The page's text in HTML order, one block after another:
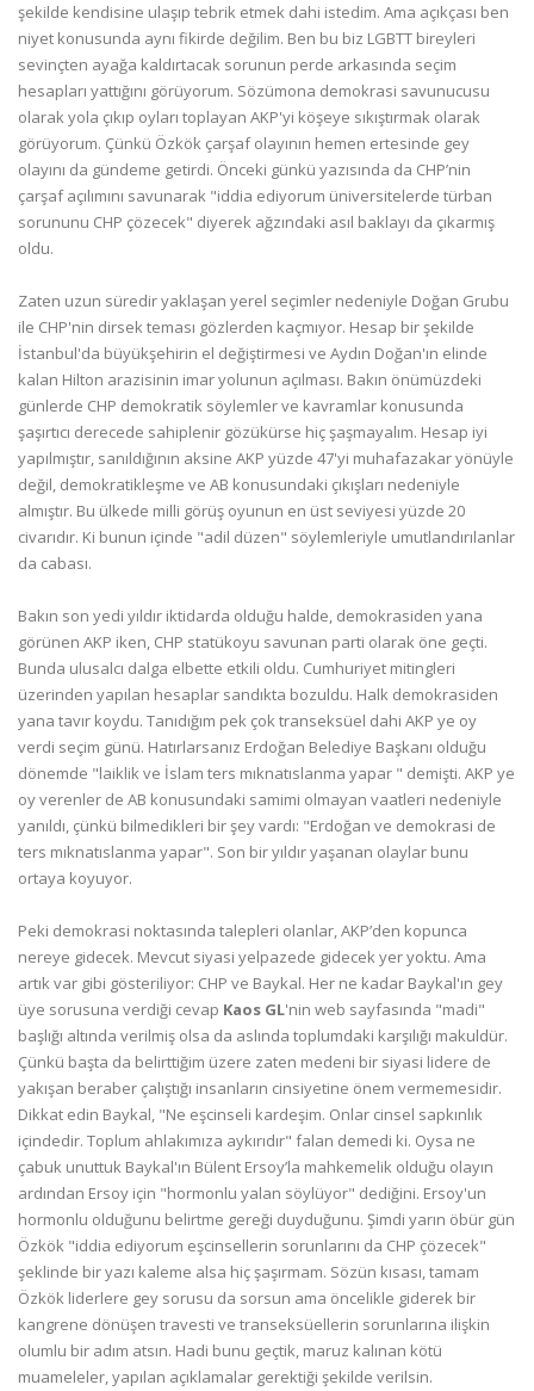
şekilde kendisine ulaşıp tebrik etmek dahi istedim. Ama açıkçası ben
niyet konusunda aynı fikirde değilim. Ben bu biz LGBTT bireyleri
sevinçten ayağa kaldırtacak sorunun perde arkasında seçim
hesapları yattığını görüyorum. Sözümona demokrasi savunucusu
olarak yola çıkıp oyları toplayan AKP'yi köşeye sıkıştırmak olarak
görüyorum. Çünkü Özkök çarşaf olayının hemen ertesinde gey
olayını da gündeme getirdi. Önceki günkü yazısında da CHP’nin
çarşaf açılımını savunarak "iddia ediyorum üniversitelerde türban
sorununu CHP çözecek" diyerek ağzındaki asıl baklayı da çıkarmış
oldu.
Zaten uzun süredir yaklaşan yerel seçimler nedeniyle Doğan Grubu
ile CHP'nin dirsek teması gözlerden kaçmıyor. Hesap bir şekilde
İstanbul'da büyükşehirin el değiştirmesi ve Aydın Doğan'ın elinde
kalan Hilton arazisinin imar yolunun açılması. Bakın önümüzdeki
günlerde CHP demokratik söylemler ve kavramlar konusunda
şaşırtıcı derecede sahiplenir gözükürse hiç şaşmayalım. Hesap iyi
yapılmıştır, sanıldığının aksine AKP yüzde 47'yi muhafazakar yönüyle
değil, demokratikleşme ve AB konusundaki çıkışları nedeniyle
almıştır. Bu ülkede milli görüş oyunun en üst seviyesi yüzde 20
civarıdır. Ki bunun içinde "adil düzen" söylemleriyle umutlandırılanlar
da cabası.
Bakın son yedi yıldır iktidarda olduğu halde, demokrasiden yana
görünen AKP iken, CHP statükoyu savunan parti olarak öne geçti.
Bunda ulusalcı dalga elbette etkili oldu. Cumhuriyet mitingleri
üzerinden yapılan hesaplar sandıkta bozuldu. Halk demokrasiden
yana tavır koydu. Tanıdığım pek çok transeksüel dahi AKP ye oy
verdi seçim günü. Hatırlarsanız Erdoğan Belediye Başkanı olduğu
dönemde "laiklik ve İslam ters mıknatıslanma yapar " demişti. AKP ye
oy verenler de AB konusundaki samimi olmayan vaatleri nedeniyle
yanıldı, çünkü bilmedikleri bir şey vardı: "Erdoğan ve demokrasi de
ters mıknatıslanma yapar". Son bir yıldır yaşanan olaylar bunu
ortaya koyuyor.
Peki demokrasi noktasında talepleri olanlar, AKP’den kopunca
nereye gidecek. Mevcut siyasi yelpazede gidecek yer yoktu. Ama
artık var gibi gösteriliyor: CHP ve Baykal. Her ne kadar Baykal'ın gey
üye sorusuna verdiği cevap Kaos GL'nin web sayfasında "madi"
başlığı altında verilmiş olsa da aslında toplumdaki karşılığı makuldür.
Çünkü başta da belirttiğim üzere zaten medeni bir siyasi lidere de
yakışan beraber çalıştığı insanların cinsiyetine önem vermemesidir.
Dikkat edin Baykal, "Ne eşcinseli kardeşim. Onlar cinsel sapkınlık
içindedir. Toplum ahlakımıza aykırıdır" falan demedi ki. Oysa ne
çabuk unuttuk Baykal'ın Bülent Ersoy’la mahkemelik olduğu olayın
ardından Ersoy için "hormonlu yalan söylüyor" dediğini. Ersoy'un
hormonlu olduğunu belirtme gereği duyduğunu. Şimdi yarın öbür gün
Özkök "iddia ediyorum eşcinsellerin sorunlarını da CHP çözecek"
şeklinde bir yazı kaleme alsa hiç şaşırmam. Sözün kısası, tamam
Özkök liderlere gey sorusu da sorsun ama öncelikle giderek bir
kangrene dönüşen travesti ve transeksüellerin sorunlarına ilişkin
olumlu bir adım atsın. Hadi bunu geçtik, maruz kalınan kötü
muameleler, yapılan açıklamalar gerektiği şekilde verilsin.